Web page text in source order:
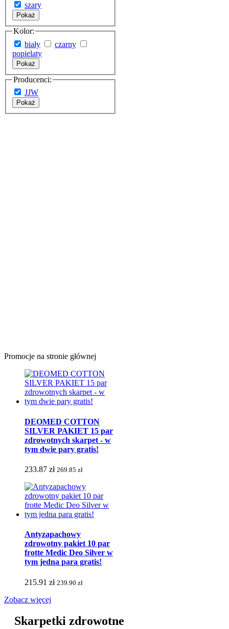
szary
Pokaż
Kolor:
biały
czarny
popielaty
Pokaż
Producenci:
JJW
Pokaż
Promocje na stronie głównej
DEOMED COTTON
SILVER PAKIET 15 par
zdrowotnych skarpet - w
tym dwie pary gratis!
233.87 zł 269.85 zł
Antyzapachowy
zdrowotny pakiet 10 par
frotte Medic Deo Silver w
tym jedna para gratis!
215.91 zł 239.90 zł
Zobacz więcej
Skarpetki zdrowotne